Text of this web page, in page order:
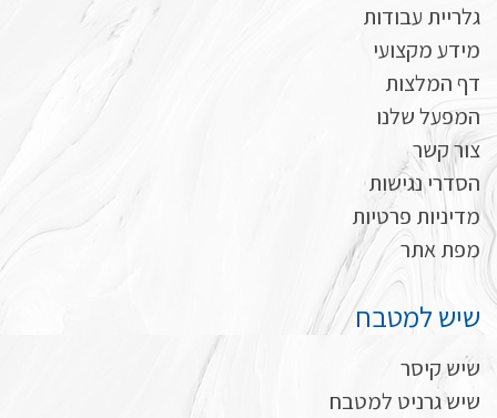
גלריית עבודות
מידע מקצועי
דף המלצות
המפעל שלנו
צור קשר
הסדרי נגישות
מדיניות פרטיות
מפת אתר
שיש למטבח
שיש קיסר
שיש גרניט למטבח